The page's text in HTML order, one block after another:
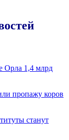
Орла 1,4 млрд
пропажу коров
станут